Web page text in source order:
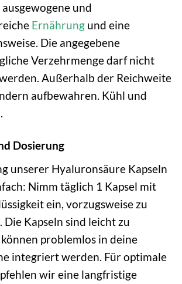
und
Ernährung und eine
Die angegebene
Verzehrmenge darf nicht
Außerhalb der Reichweite
aufbewahren. Kühl und
Dosierung
unserer Hyaluronsäure Kapseln
Nimm täglich 1 Kapsel mit
ein, vorzugsweise zu
Kapseln sind leicht zu
problemlos in deine
integriert werden. Für optimale
wir eine langfristige